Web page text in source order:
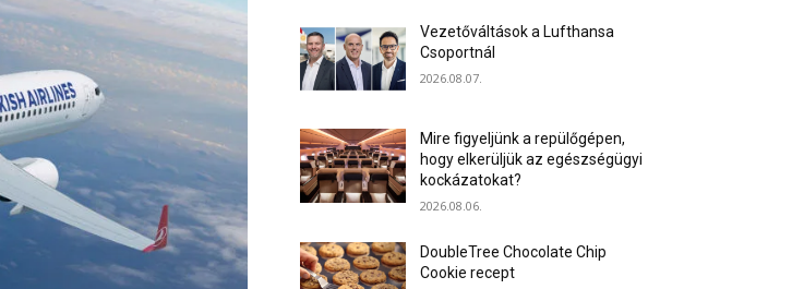
Vezetőváltások a Lufthansa
Csoportnál
2026.08.07.
Mire figyeljünk a repülőgépen,
hogy elkerüljük az egészségügyi
kockázatokat?
2026.08.06.
DoubleTree Chocolate Chip
Cookie recept